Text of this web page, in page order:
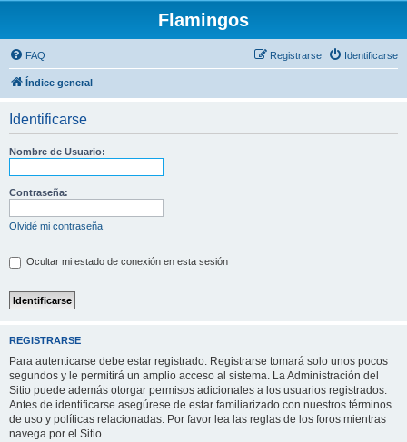
Flamingos
FAQ Identificarse
Registrarse
Índice general
Identificarse
Nombre de Usuario:
Contraseña:
Olvidé mi contraseña
Ocultar mi estado de conexión en esta sesión
REGISTRARSE
Para autenticarse debe estar registrado. Registrarse tomará solo unos pocos
segundos y le permitirá un amplio acceso al sistema. La Administración del
Sitio puede además otorgar permisos adicionales a los usuarios registrados.
Antes de identificarse asegúrese de estar familiarizado con nuestros términos
de uso y políticas relacionadas. Por favor lea las reglas de los foros mientras
navega por el Sitio.